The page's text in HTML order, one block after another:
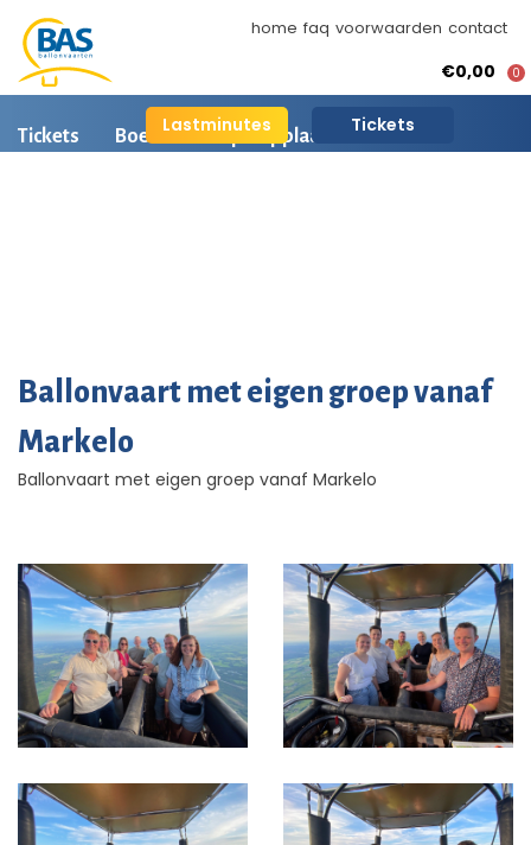
home faq voorwaarden contact
Lastminutes Tickets
€0,00 0
Tickets Boeken Opstapplaatsen
Ballonvaart met eigen groep vanaf
Markelo
Ballonvaart met eigen groep vanaf Markelo